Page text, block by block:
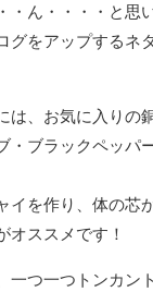
・ん・・・・と思
グをアップするネ
は、お気に入りの
・ブラックペッパ
イを作り、体の芯
オススメです！
一つ一つトンカン